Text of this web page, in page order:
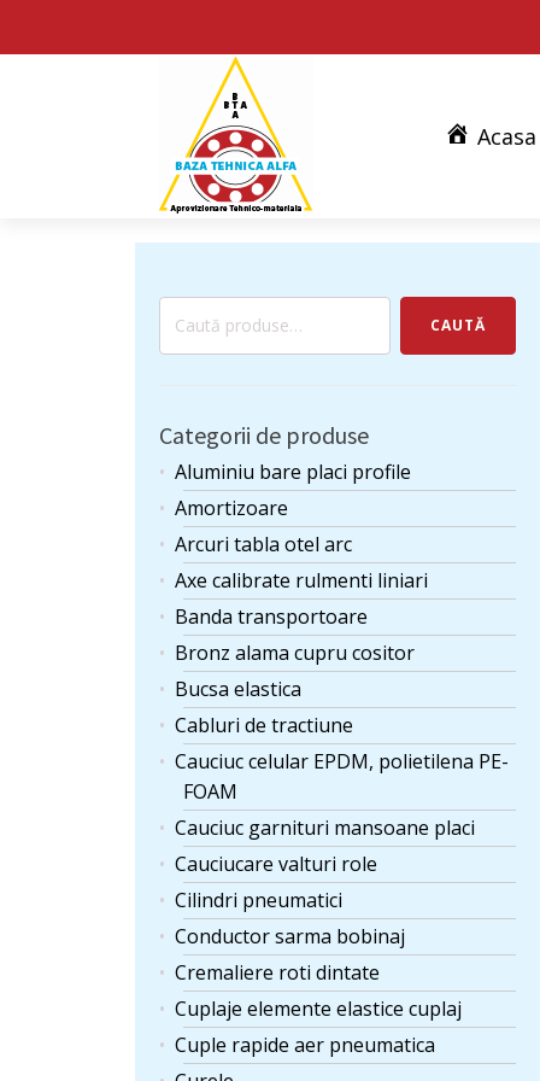
Acasa
Caută
CAUTĂ
Categorii de produse
Aluminiu bare placi profile
Amortizoare
Arcuri tabla otel arc
Axe calibrate rulmenti liniari
Banda transportoare
Bronz alama cupru cositor
Bucsa elastica
Cabluri de tractiune
Cauciuc celular EPDM, polietilena PE-
FOAM
Cauciuc garnituri mansoane placi
Cauciucare valturi role
Cilindri pneumatici
Conductor sarma bobinaj
Cremaliere roti dintate
Cuplaje elemente elastice cuplaj
Cuple rapide aer pneumatica